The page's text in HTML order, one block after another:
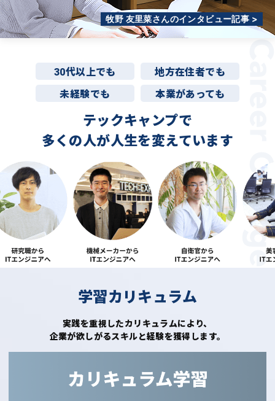
牧野 友里菜さんのインタビュー記事 >
30代以上でも
地方在住者でも
未経験でも
本業があっても
テックキャンプで
多くの人が人生を変えています
学習カリキュラム
実践を重視したカリキュラムにより、
企業が欲しがるスキルと経験を獲得します。